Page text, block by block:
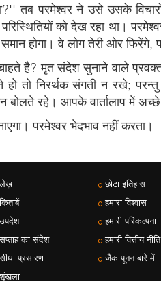
तब परमेश्वर ने उसे उसके
परिस्थितियों को देख रहा था।
होगा। वे लोग तेरी ओर फिरेंगे,
है? मृत संदेश सुनाने वाले
हो तो निरर्थक संगती न रखे;
बोलते रहे। आपके वार्तालाप में अच्छे
परमेश्वर भेदभाव नहीं करता।
लेख़
किताबें
उपदेश
सप्ताह का संदेश
सीधा प्रसारण
शृंखला
छोटा इतिहास
हमारा विश्वास
हमारी परिकल्पना
हमारी वित्तीय नीति
जैक पूनन बारे में